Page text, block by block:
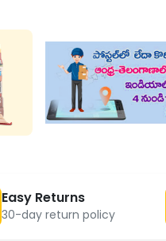
Easy Returns
30-day return policy